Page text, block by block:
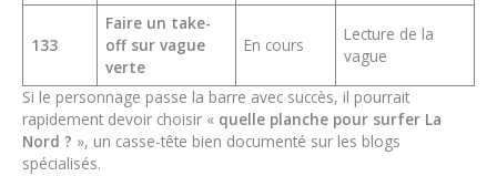
133
Faire un take-
off sur vague
verte
En cours
Lecture de la
vague
Si le personnage passe la barre avec succès, il pourrait
rapidement devoir choisir « quelle planche pour surfer La
Nord ? », un casse-tête bien documenté sur les blogs
spécialisés.